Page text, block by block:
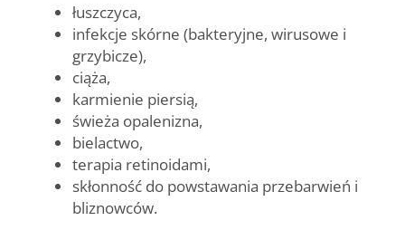
łuszczyca,
infekcje skórne (bakteryjne, wirusowe i
grzybicze),
ciąża,
karmienie piersią,
świeża opalenizna,
bielactwo,
terapia retinoidami,
skłonność do powstawania przebarwień i
bliznowców.